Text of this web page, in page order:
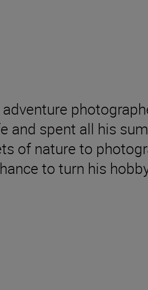
and spent all his
of nature to
to turn his